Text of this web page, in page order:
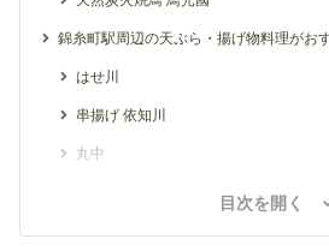
錦糸町駅周辺の天ぷら・揚げ物料理がお
はせ川
串揚げ 依知川
丸中
目次を開く